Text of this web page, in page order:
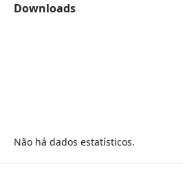
Downloads
Não há dados estatísticos.